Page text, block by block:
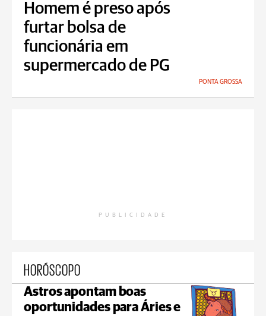
Homem é preso após
furtar bolsa de
funcionária em
supermercado de PG
PONTA GROSSA
PUBLICIDADE
HORÓSCOPO
Astros apontam boas
oportunidades para Áries e